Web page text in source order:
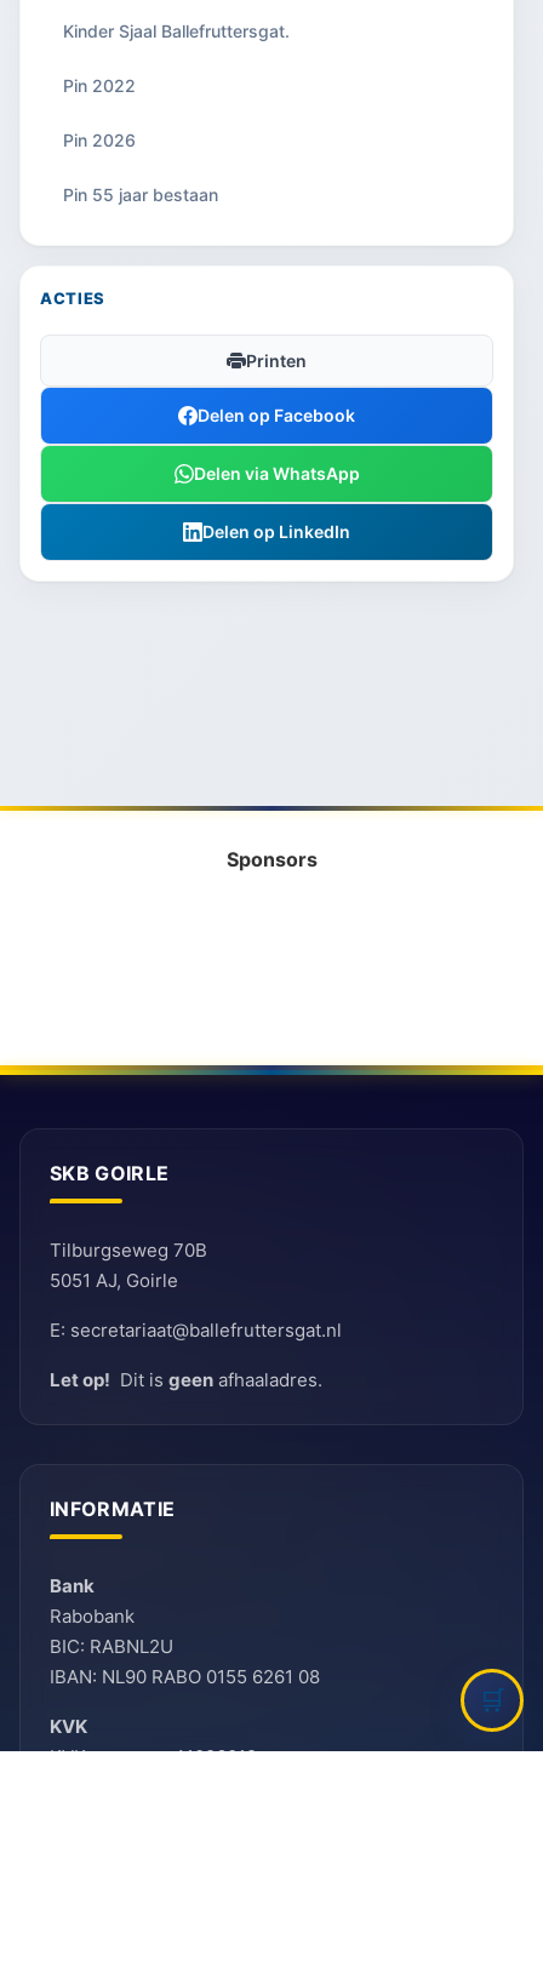
Kinder Sjaal Ballefruttersgat.
Pin 2022
Pin 2026
Pin 55 jaar bestaan
ACTIES
Printen
Delen op Facebook
Delen via WhatsApp
Delen op LinkedIn
Sponsors
SKB GOIRLE
Tilburgseweg 70B
5051 AJ, Goirle
E: secretariaat@ballefruttersgat.nl
Let op! Dit is geen afhaaladres.
INFORMATIE
Bank
Rabobank
BIC: RABNL2U
IBAN: NL90 RABO 0155 6261 08
KVK
KVK-nummer: 41096012